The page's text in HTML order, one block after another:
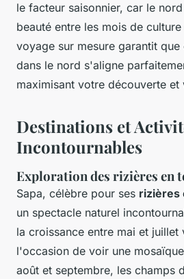
le facteur saisonnier, car le
beauté entre les mois de
voyage sur mesure garantit
dans le nord s'aligne
maximisant votre découverte et
Destinations et
Incontournables
Exploration des rizières en
Sapa, célèbre pour ses rizières
un spectacle naturel
la croissance entre mai et juillet
l'occasion de voir une
août et septembre, les champs